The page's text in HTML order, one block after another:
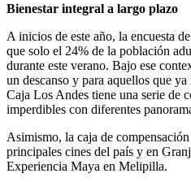
Bienestar integral a largo plazo
A inicios de este año, la encuesta
que solo el 24% de la población
durante este verano. Bajo ese
un descanso y para aquellos que
Caja Los Andes tiene una serie de
imperdibles con diferentes
Asimismo, la caja de
principales cines del país y en
Experiencia Maya en Melipilla.